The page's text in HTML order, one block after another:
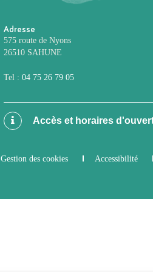
Adresse
575 route de Nyons
26510 SAHUNE
Tel : 04 75 26 79 05
Accès et horaires
Gestion des cookies Accessibilité